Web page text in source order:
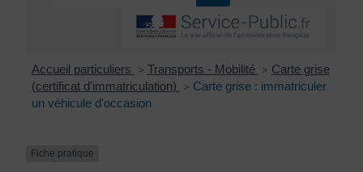
Accueil particuliers > Transports - Mobilité > Carte grise
(certificat d'immatriculation)
> Carte grise : immatriculer
un véhicule d'occasion
Fiche pratique